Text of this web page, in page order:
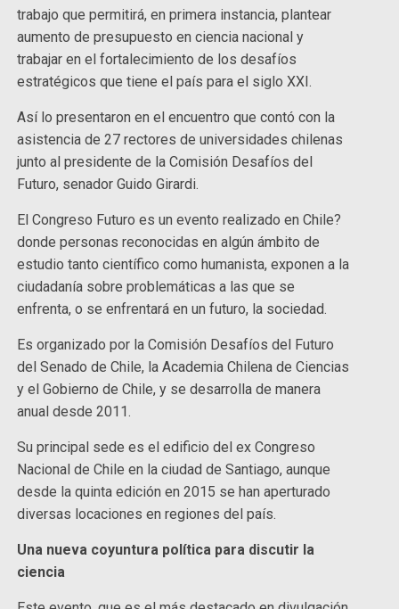
trabajo que permitirá, en primera instancia, plantear
aumento de presupuesto en ciencia nacional y
trabajar en el fortalecimiento de los desafíos
estratégicos que tiene el país para el siglo XXI.
Así lo presentaron en el encuentro que contó con la
asistencia de 27 rectores de universidades chilenas
junto al presidente de la Comisión Desafíos del
Futuro, senador Guido Girardi.
El Congreso Futuro es un evento realizado en Chile?
donde personas reconocidas en algún ámbito de
estudio tanto científico como humanista, exponen a la
ciudadanía sobre problemáticas a las que se
enfrenta, o se enfrentará en un futuro, la sociedad.
Es organizado por la Comisión Desafíos del Futuro
del Senado de Chile, la Academia Chilena de Ciencias
y el Gobierno de Chile, y se desarrolla de manera
anual desde 2011.
Su principal sede es el edificio del ex Congreso
Nacional de Chile en la ciudad de Santiago, aunque
desde la quinta edición en 2015 se han aperturado
diversas locaciones en regiones del país.
Una nueva coyuntura política para discutir la
ciencia